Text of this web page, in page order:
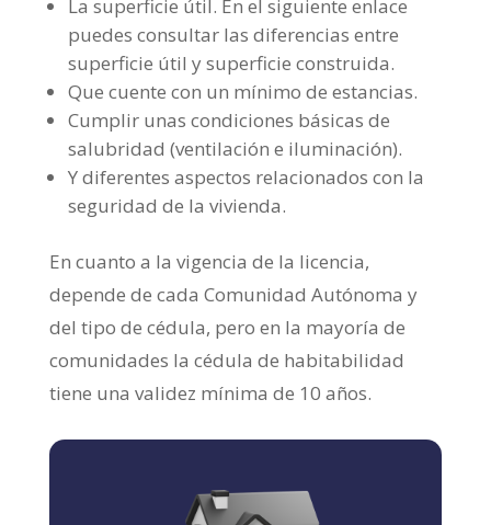
La superficie útil. En el siguiente enlace
puedes consultar las diferencias entre
superficie útil y superficie construida.
Que cuente con un mínimo de estancias.
Cumplir unas condiciones básicas de
salubridad (ventilación e iluminación).
Y diferentes aspectos relacionados con la
seguridad de la vivienda.
En cuanto a la vigencia de la licencia,
depende de cada Comunidad Autónoma y
del tipo de cédula, pero en la mayoría de
comunidades la cédula de habitabilidad
tiene una validez mínima de 10 años.